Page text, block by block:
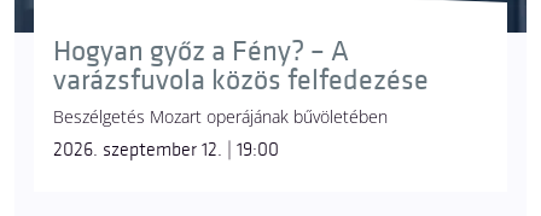
Hogyan győz a Fény? – A
varázsfuvola közös felfedezése
Beszélgetés Mozart operájának bűvöletében
2026. szeptember 12. | 19:00